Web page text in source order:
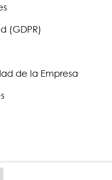
(GDPR)
de la Empresa